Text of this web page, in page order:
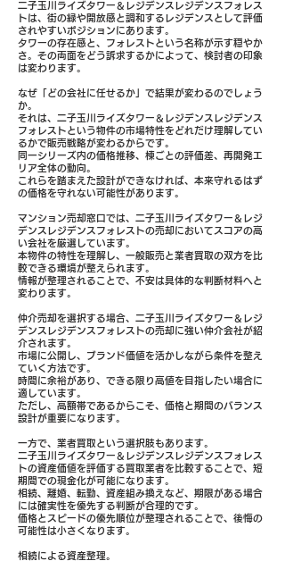
二子玉川ライズタワー＆レジデンスレジデンスフォレス
トは、街の緑や開放感と調和するレジデンスとして評価
されやすいポジションにあります。
タワーの存在感と、フォレストという名称が示す穏やか
さ。その両面をどう訴求するかによって、検討者の印象
は変わります。
なぜ「どの会社に任せるか」で結果が変わるのでしょう
か。
それは、二子玉川ライズタワー＆レジデンスレジデンス
フォレストという物件の市場特性をどれだけ理解してい
るかで販売戦略が変わるからです。
同一シリーズ内の価格推移、棟ごとの評価差、再開発エ
リア全体の動向。
これらを踏まえた設計ができなければ、本来守れるはず
の価格を守れない可能性があります。
マンション売却窓口では、二子玉川ライズタワー＆レジ
デンスレジデンスフォレストの売却においてスコアの高
い会社を厳選しています。
本物件の特性を理解し、一般販売と業者買取の双方を比
較できる環境が整えられます。
情報が整理されることで、不安は具体的な判断材料へと
変わります。
仲介売却を選択する場合、二子玉川ライズタワー＆レジ
デンスレジデンスフォレストの売却に強い仲介会社が紹
介されます。
市場に公開し、ブランド価値を活かしながら条件を整え
ていく方法です。
時間に余裕があり、できる限り高値を目指したい場合に
適しています。
ただし、高額帯であるからこそ、価格と期間のバランス
設計が重要になります。
一方で、業者買取という選択肢もあります。
二子玉川ライズタワー＆レジデンスレジデンスフォレス
トの資産価値を評価する買取業者を比較することで、短
期間での現金化が可能になります。
相続、離婚、転勤、資産組み換えなど、期限がある場合
には確実性を優先する判断が合理的です。
価格とスピードの優先順位が整理されることで、後悔の
可能性は小さくなります。
相続による資産整理。